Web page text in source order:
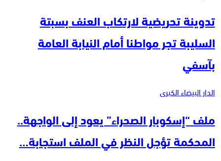
تدوينة تحريضية لارتكاب العنف بسبتة
السليبة تجر مواطنا أمام النيابة العامة
بآسفي
الدار البيضاء الكبرى
ملف “إسكوبار الصحراء” يعود إلى الواجهة..
المحكمة تؤجل النظر في الملف استجابة…